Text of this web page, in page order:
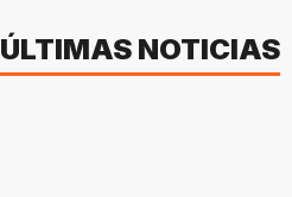
ÚLTIMAS NOTICIAS